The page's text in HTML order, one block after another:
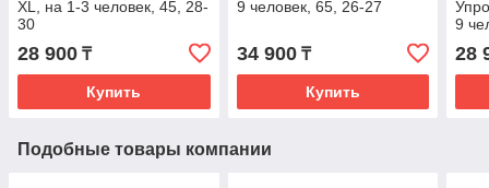
XL, на 1-3 человек, 45, 28-
30
28 900 ₸
Купить
9 человек, 65, 26-27
34 900₸
Купить
9
28
Подобные товары компании